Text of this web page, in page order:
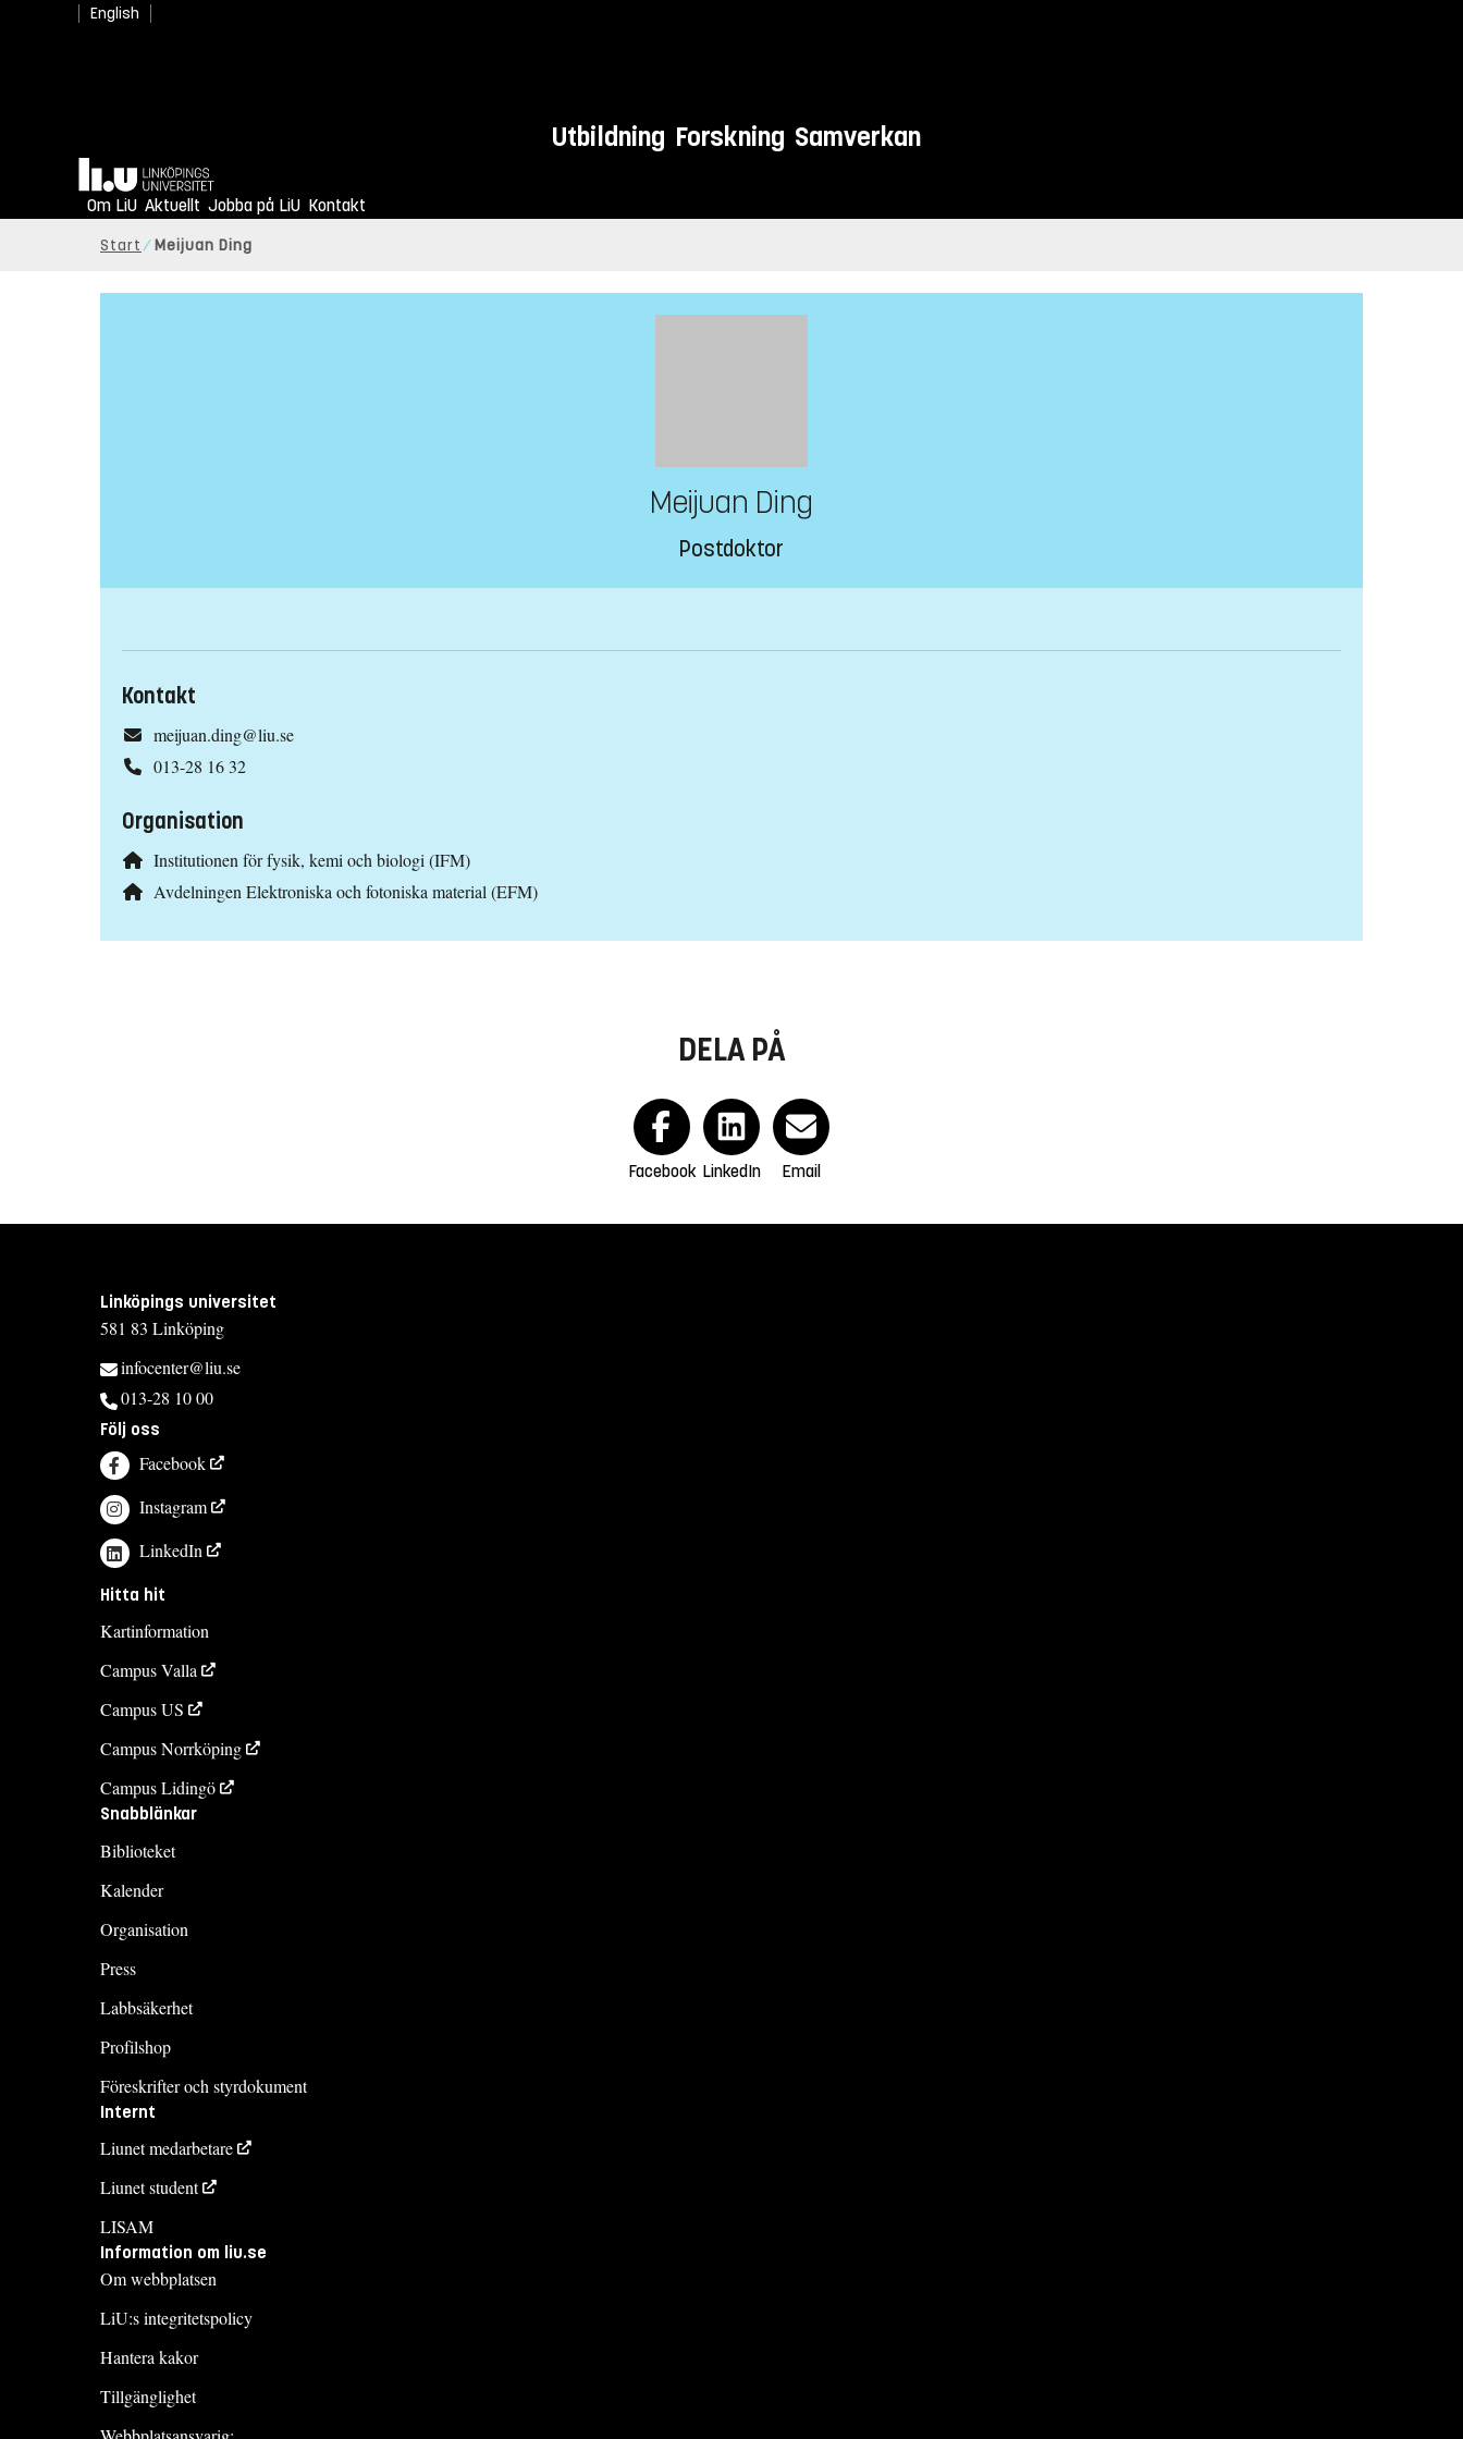
English
Utbildning Forskning Samverkan
Hem
Om LiU Aktuellt Jobba på LiU Kontakt
Start Meijuan Ding
Meijuan Ding
Postdoktor
Kontakt
meijuan.ding@liu.se
013-28 16 32
Organisation
Institutionen för fysik, kemi och biologi (IFM)
Avdelningen Elektroniska och fotoniska material (EFM)
DELA PÅ
Facebook LinkedIn Email
Linköpings universitet
581 83 Linköping
infocenter@liu.se
013-28 10 00
Följ oss
Facebook
Instagram
LinkedIn
Hitta hit
Kartinformation
Campus Valla
Campus US
Campus Norrköping
Campus Lidingö
Snabblänkar
Biblioteket
Kalender
Organisation
Press
Labbsäkerhet
Profilshop
Föreskrifter och styrdokument
Internt
Liunet medarbetare
Liunet student
LISAM
Information om liu.se
Om webbplatsen
LiU:s integritetspolicy
Hantera kakor
Tillgänglighet